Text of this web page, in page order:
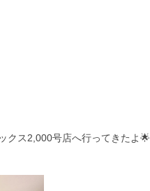
クス2,000号店へ行ってきたよ🌟